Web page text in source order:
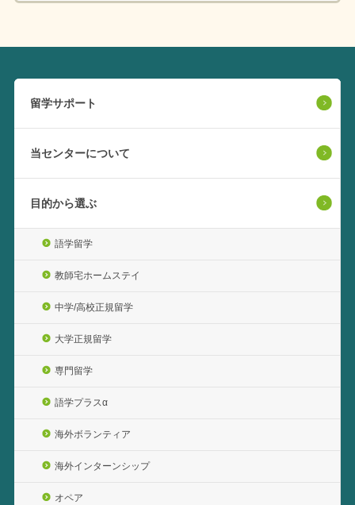
留学サポート
当センターについて
目的から選ぶ
語学留学
教師宅ホームステイ
中学/高校正規留学
大学正規留学
専門留学
語学プラスα
海外ボランティア
海外インターンシップ
オペア